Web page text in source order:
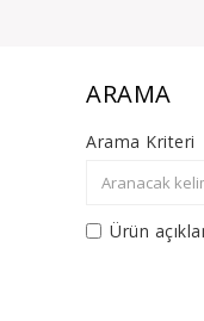
ARAMA
Arama Kriteri
Ürün